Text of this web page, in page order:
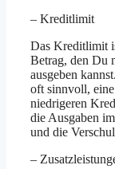
– Kreditlimit
Das Kreditlimit
Betrag, den Du
ausgeben
oft sinnvoll,
niedrigeren
die Ausgaben
und die
–